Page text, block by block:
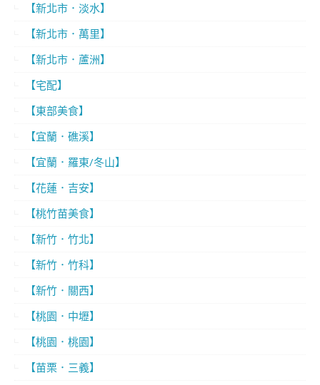
【新北市．淡水】
【新北市．萬里】
【新北市．蘆洲】
【宅配】
【東部美食】
【宜蘭．礁溪】
【宜蘭．羅東/冬山】
【花蓮．吉安】
【桃竹苗美食】
【新竹．竹北】
【新竹．竹科】
【新竹．關西】
【桃園．中壢】
【桃園．桃園】
【苗栗．三義】